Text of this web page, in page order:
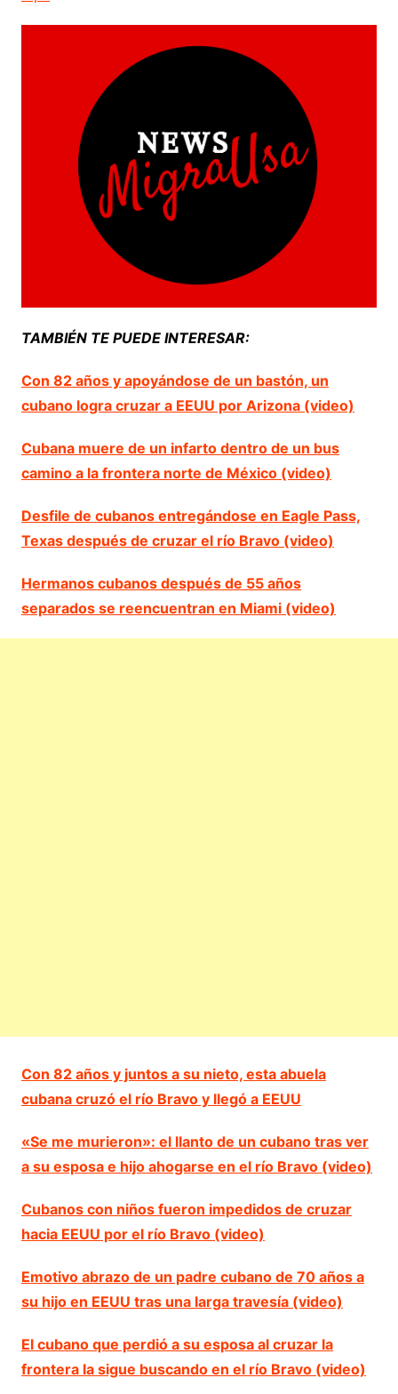
TAMBIÉN TE PUEDE INTERESAR:
Con 82 años y apoyándose de un bastón, un
cubano logra cruzar a EEUU por Arizona (video)
Cubana muere de un infarto dentro de un bus
camino a la frontera norte de México (video)
Desfile de cubanos entregándose en Eagle Pass,
Texas después de cruzar el río Bravo (video)
Hermanos cubanos después de 55 años
separados se reencuentran en Miami (video)
Con 82 años y juntos a su nieto, esta abuela
cubana cruzó el río Bravo y llegó a EEUU
«Se me murieron»: el llanto de un cubano tras ver
a su esposa e hijo ahogarse en el río Bravo (video)
Cubanos con niños fueron impedidos de cruzar
hacia EEUU por el río Bravo (video)
Emotivo abrazo de un padre cubano de 70 años a
su hijo en EEUU tras una larga travesía (video)
El cubano que perdió a su esposa al cruzar la
frontera la sigue buscando en el río Bravo (video)